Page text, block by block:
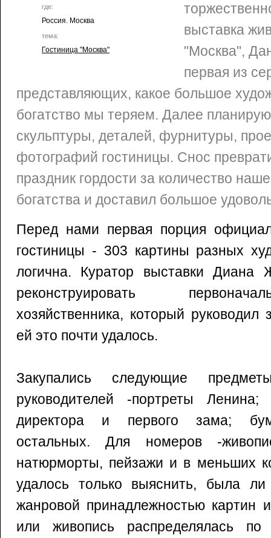
где:
Россия. Москва
тема:
Гостиница "Москва"
выставка
"Москва",
первая из
представляющих, какое большое
богатство мы теряем. Далее
скульптуры, деталей, фурнитуры,
фотографий гостиницы. Снос
праздник гордости за количество
богатства и доставил большое
Перед нами первая порция
гостиницы - 303 картины разных
логична. Куратор выставки Диана
реконструировать
хозяйственника, который руководил
ей это почти удалось.
Закупались следующие
руководителей -портреты
директора и первого зама;
остальных. Для номеров -
натюрморты, пейзажи и в меньших
удалось только выяснить, была
жанровой принадлежностью картин
или живопись распределялась